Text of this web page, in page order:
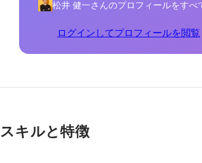
松井 健一さんのプロフィールをすべ
ログインしてプロフィールを閲覧
スキルと特徴